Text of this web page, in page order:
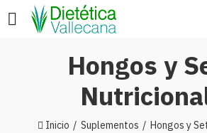
Hongos y
Inicio Suplementos Hongos y